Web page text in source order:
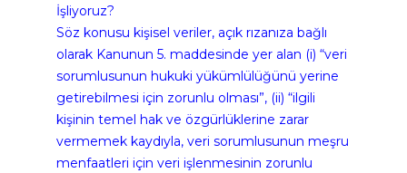
İşliyoruz?
Söz konusu kişisel veriler, açık rızanıza bağlı
olarak Kanunun 5. maddesinde yer alan (i) “veri
sorumlusunun hukuki yükümlülüğünü yerine
getirebilmesi için zorunlu olması”, (ii) “ilgili
kişinin temel hak ve özgürlüklerine zarar
vermemek kaydıyla, veri sorumlusunun meşru
menfaatleri için veri işlenmesinin zorunlu